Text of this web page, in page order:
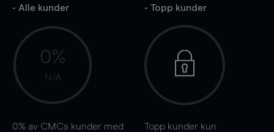
- Alle kunder
0%
N/A
0% av CMCs kunder med
- Topp kunder
Topp kunder kun